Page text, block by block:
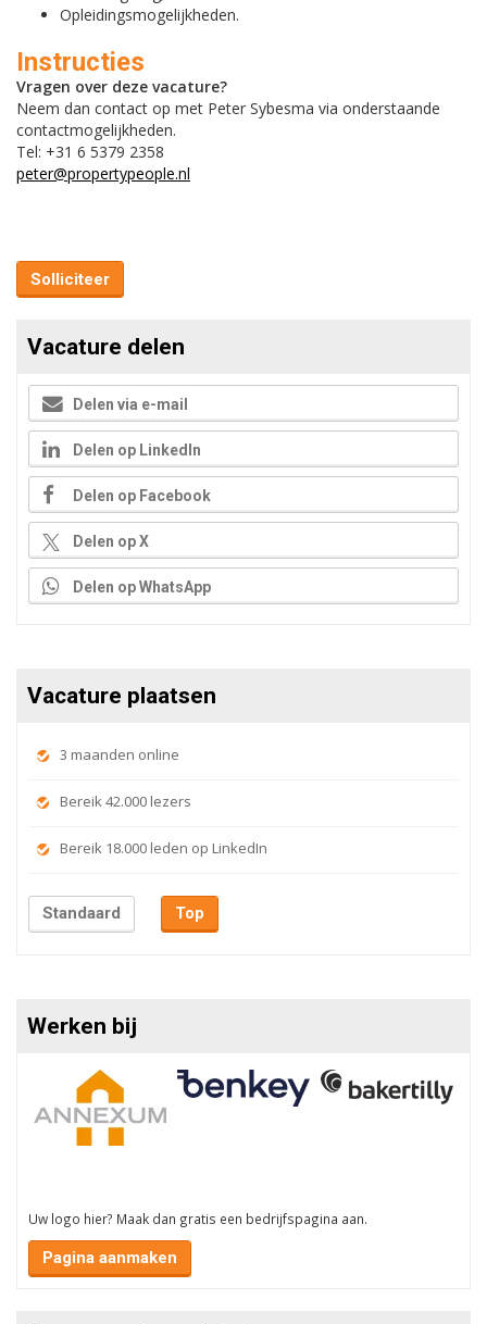
Opleidingsmogelijkheden.
Instructies
Vragen over deze vacature?
Neem dan contact op met Peter Sybesma via onderstaande
contactmogelijkheden.
Tel: +31 6 5379 2358
peter@propertypeople.nl
Solliciteer
Vacature delen
Delen via e-mail
Delen op LinkedIn
Delen op Facebook
Delen op X
Delen op WhatsApp
Vacature plaatsen
3 maanden online
Bereik 42.000 lezers
Bereik 18.000 leden op LinkedIn
Standaard Top
Werken bij
Uw logo hier? Maak dan gratis een bedrijfspagina aan.
Pagina aanmaken